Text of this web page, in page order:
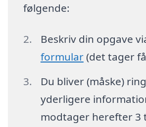
følgende:
Beskriv din opgave
formular(det tager
Du bliver (måske)
yderligere
modtager herefter 3